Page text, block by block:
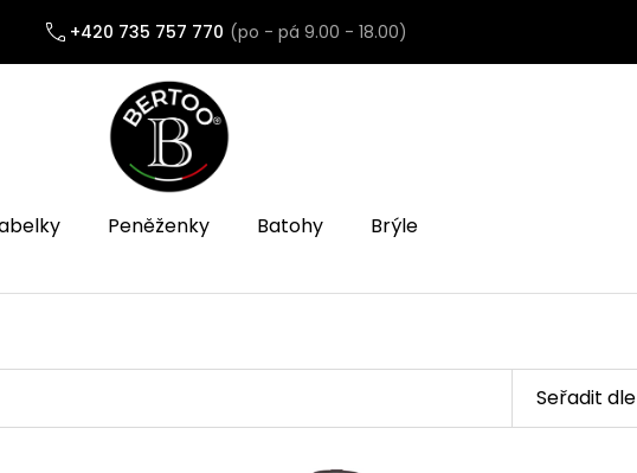
+420 735 757 770
Peněženky Batohy Brýle
Seřadit dle